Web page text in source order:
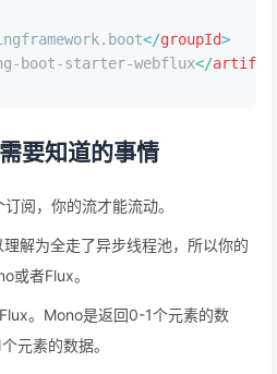
</groupId>
boot-starter-webflux</
要知道的事情
阅，你的流才能流动。
解为全走了异步线程池，所以你的
或者Flux。
。Mono是返回0-1个元素的数
元素的数据。